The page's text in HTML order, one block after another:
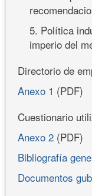
5. Política
imperio del
Directorio de
Anexo 1 (PDF)
Cuestionario
Anexo 2 (PDF)
Bibliografía
Documentos